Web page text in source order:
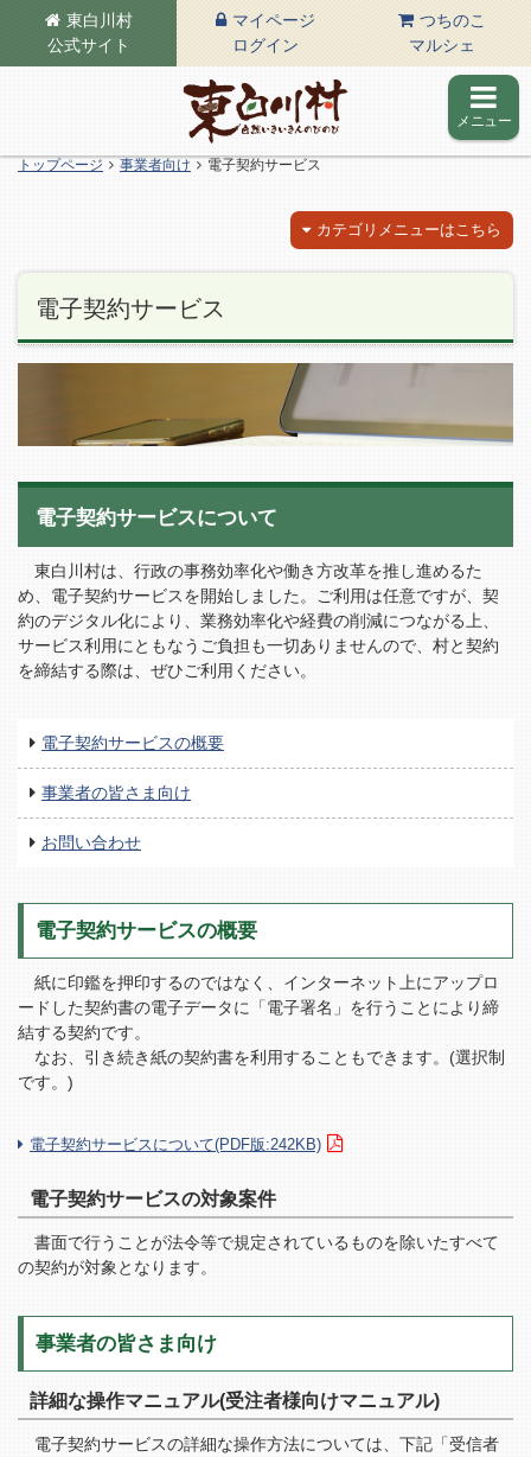
東白川村
公式サイト
マイページ
ログイン
つちのこ
マルシェ
東白川村の公式サイト
メニュー
トップページ 事業者向け 電子契約サービス
カテゴリメニューはこちら
電子契約サービス
電子契約サービスについて
東白川村は、行政の事務効率化や働き方改革を推し進めるた
め、電子契約サービスを開始しました。ご利用は任意ですが、契
約のデジタル化により、業務効率化や経費の削減につながる上、
サービス利用にともなうご負担も一切ありませんので、村と契約
を締結する際は、ぜひご利用ください。
電子契約サービスの概要
事業者の皆さま向け
お問い合わせ
電子契約サービスの概要
紙に印鑑を押印するのではなく、インターネット上にアップロ
ードした契約書の電子データに「電子署名」を行うことにより締
結する契約です。
なお、引き続き紙の契約書を利用することもできます。(選択制
です。)
電子契約サービスについて(PDF版:242KB)
電子契約サービスの対象案件
書面で行うことが法令等で規定されているものを除いたすべて
の契約が対象となります。
事業者の皆さま向け
詳細な操作マニュアル(受注者様向けマニュアル)
電子契約サービスの詳細な操作方法については、下記「受信者